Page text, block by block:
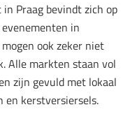
Praag bevindt zich op
in
ook zeker niet
Alle markten staan vol
zijn gevuld met lokaal
en kerstversiersels.